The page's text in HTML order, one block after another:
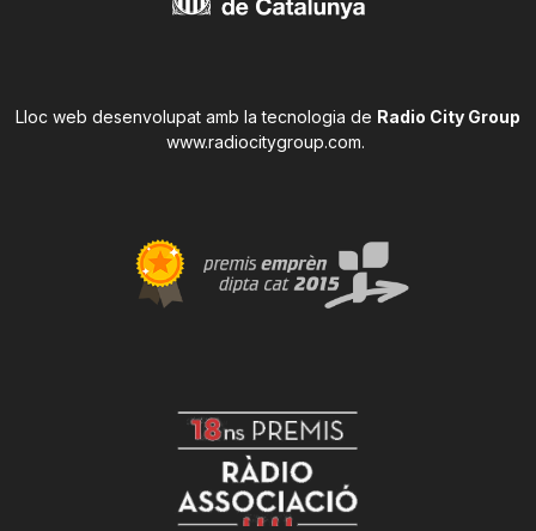
Lloc web desenvolupat amb la tecnologia de Radio City Group
www.radiocitygroup.com.